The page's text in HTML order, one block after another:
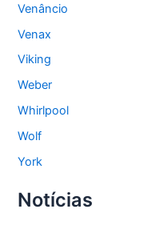
Venâncio
Venax
Viking
Weber
Whirlpool
Wolf
York
Notícias